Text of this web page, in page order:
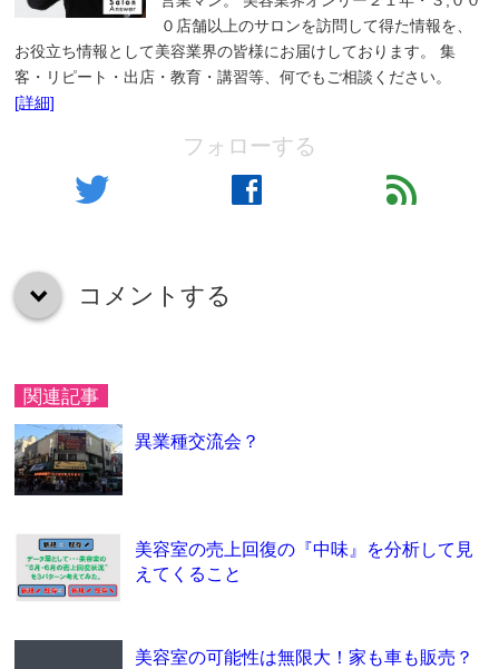
０店舗以上のサロンを訪問して得た情報を、
お役立ち情報として美容業界の皆様にお届けしております。 集
客・リピート・出店・教育・講習等、何でもご相談ください。
[詳細]
フォローする
twitter facebook feed
down コメントする
関連記事
異業種交流会？
美容室の売上回復の『中味』を分析して見
えてくること
美容室の可能性は無限大！家も車も販売？